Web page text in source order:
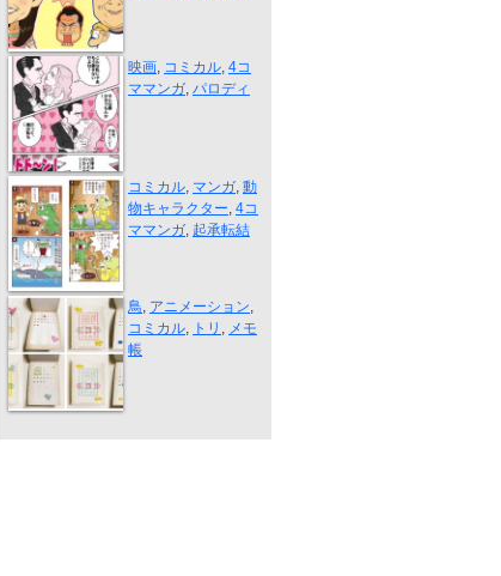
奥様は魔女（...
映画, コミカル, 4コ
ママンガ, パロディ
井の中の蛙（...
コミカル, マンガ, 動
物キャラクター, 4コ
ママンガ, 起承転結
パラパラメモ...
鳥, アニメーション,
コミカル, トリ , メモ
帳